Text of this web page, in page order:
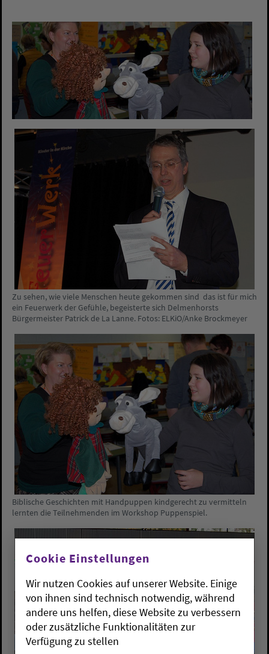
Zu sehen, wie viele Menschen heute gekommen sind  das ist für mich
ein Feuerwerk der Gefühle, begeisterte sich Delmenhorsts
Bürgermeister Patrick de La Lanne. Fotos: ELKiO/Anke Brockmeyer
Biblische Geschichten mit Handpuppen kindgerecht zu vermitteln
lernten die Teilnehmenden im Workshop Puppenspiel.
Cookie Einstellungen
Wir nutzen Cookies auf unserer Website. Einige
von ihnen sind technisch notwendig, während
andere uns helfen, diese Website zu verbessern
oder zusätzliche Funktionalitäten zur
Verfügung zu stellen